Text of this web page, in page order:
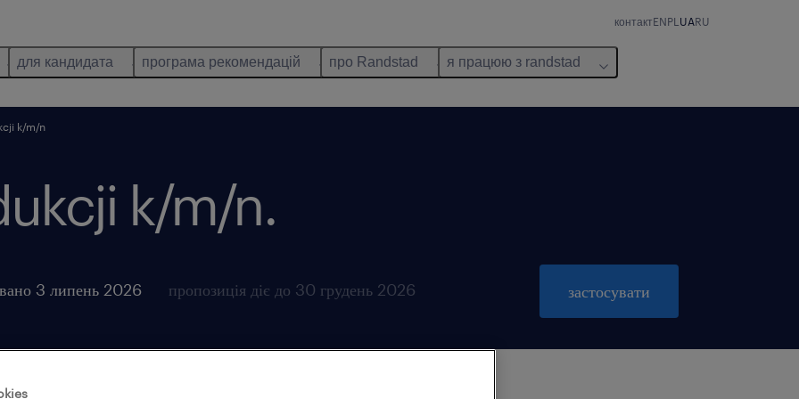
контактENPL UARU
для кандидата програма рекомендацій про Randstad я працюю з randstad
k/m/n
k/m/n.
3 липень 2026 пропозиція діє до 30 грудень 2026 застосувати